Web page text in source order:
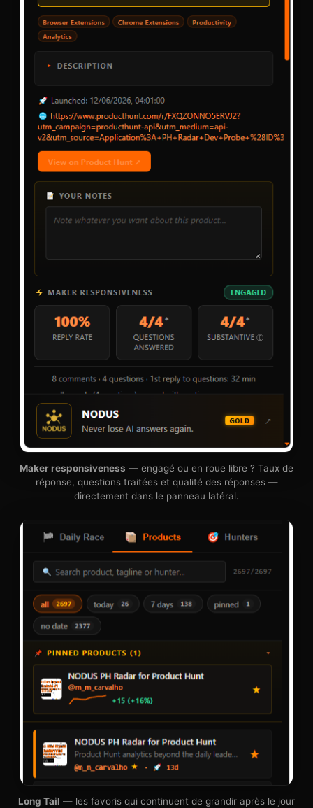
Maker responsiveness — engagé ou en roue libre ? Taux de
réponse, questions traitées et qualité des réponses —
directement dans le panneau latéral.
Long Tail — les favoris qui continuent de grandir après le jour